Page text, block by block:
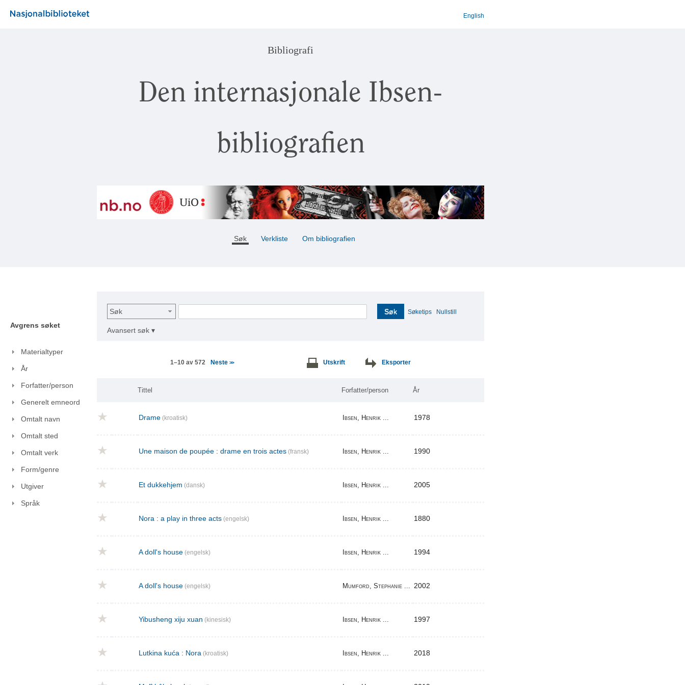
English
Bibliografi
Den internasjonale Ibsen-
bibliografien
Søk Verkliste Om bibliografien
Avgrens søket
Materialtyper
År
Forfatter/person
Generelt emneord
Omtalt navn
Omtalt sted
Omtalt verk
Form/genre
Utgiver
Språk
Søk Søk Søketips Nullstill
Avansert søk ▾
1–10 av 572 Neste >> Utskrift Eksporter
Tittel Forfatter/person År
Drame (kroatisk) Ibsen, Henrik ... 1978
Une maison de poupée : drame en trois actes (fransk) Ibsen, Henrik ... 1990
Et dukkehjem (dansk) Ibsen, Henrik ... 2005
Nora : a play in three acts (engelsk) Ibsen, Henrik ... 1880
A doll's house (engelsk) Ibsen, Henrik ... 1994
A doll's house (engelsk) Mumford, Stephanie ... 2002
Yibusheng xiju xuan (kinesisk) Ibsen, Henrik ... 1997
Lutkina kuća : Nora (kroatisk) Ibsen, Henrik ... 2018